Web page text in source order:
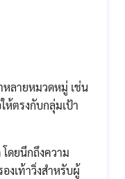
หลายหมวดหมู่ เช่น
ห้ตรงกับกลุ่มเป้า
ดยนึกถึงความ
งเท้าวิ่งสำหรับผู้